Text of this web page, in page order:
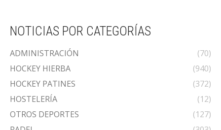
NOTICIAS POR CATEGORÍAS
ADMINISTRACIÓN
(70)
HOCKEY HIERBA
(940)
HOCKEY PATINES
(372)
HOSTELERÍA
(12)
OTROS DEPORTES
(127)